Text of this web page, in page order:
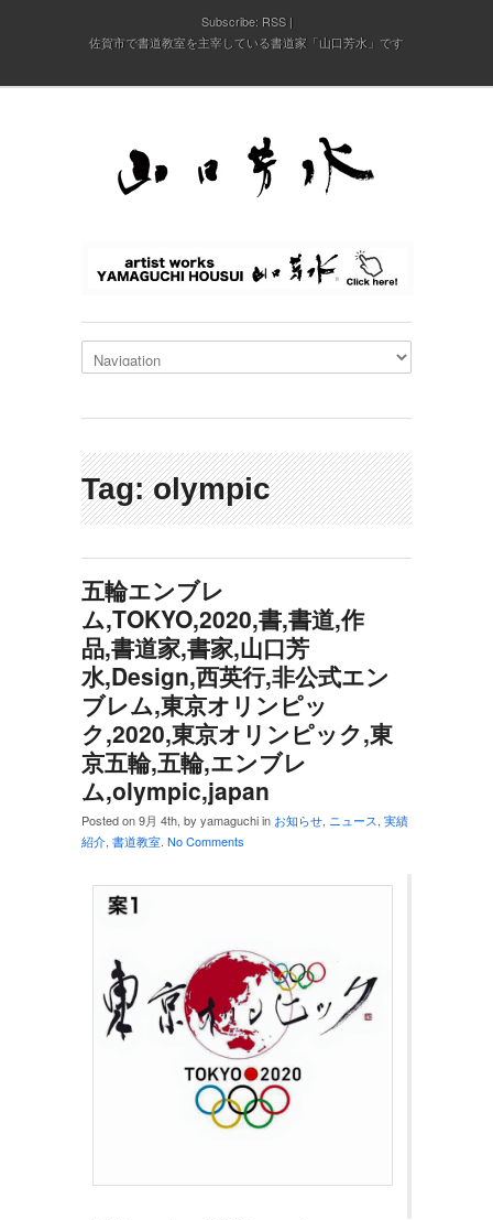
Subscribe: RSS
佐賀市で書道教室を主宰している書道家「山口芳水」です
Tag: olympic
五輪エンブレ
ム,TOKYO,2020,書,書道,作
品,書道家,書家,山口芳
水,Design,西英行,非公式エン
ブレム,東京オリンピッ
ク,2020,‎東京オリンピック,東
京五輪,五輪,エンブレ
ム,olympic,japan
Posted on 9月 4th, by yamaguchi in お知らせ, ニュース, 実績
紹介, 書道教室. No Comments